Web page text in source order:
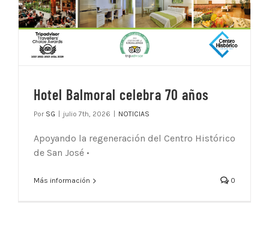
Hotel Balmoral celebra 70 años
Por SG | julio 7th, 2026 | NOTICIAS
Apoyando la regeneración del Centro Histórico
de San José •
Más información 0